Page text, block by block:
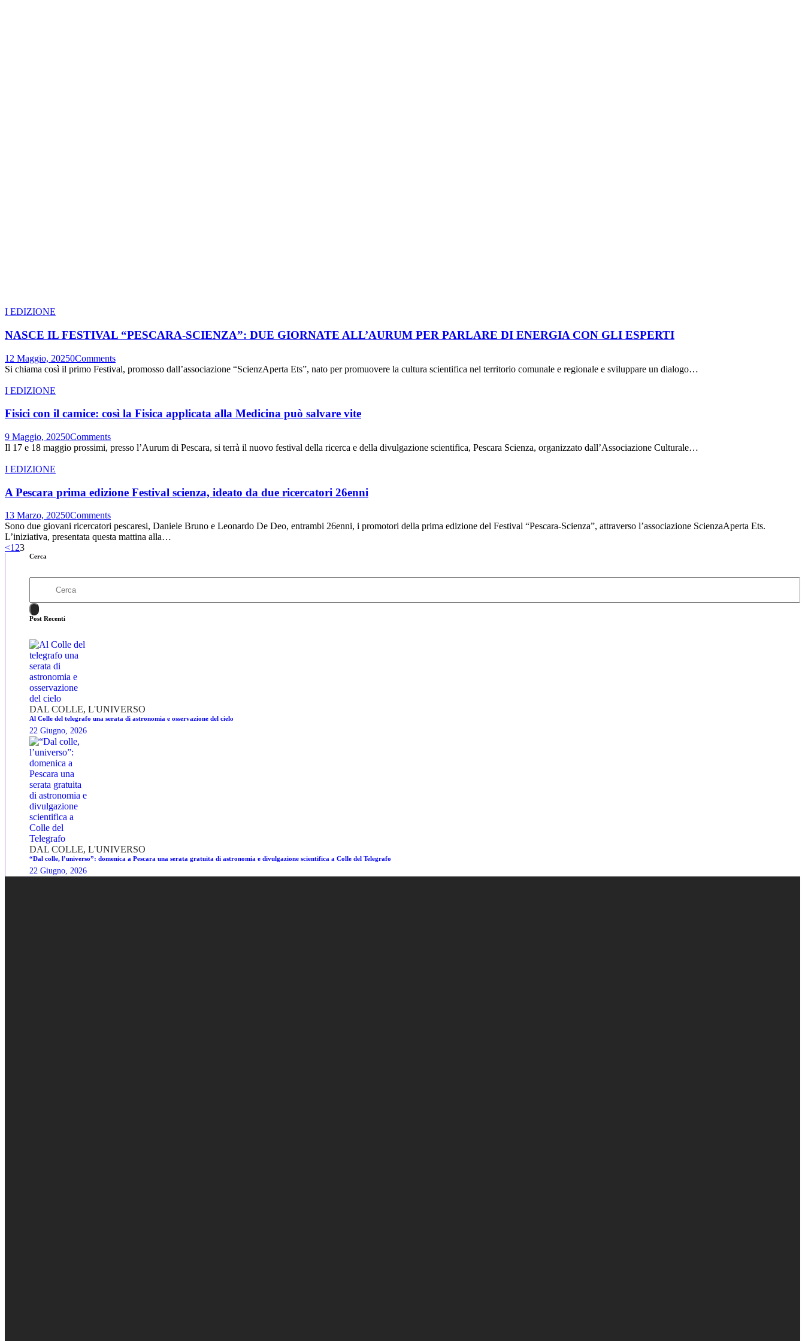
I EDIZIONE
NASCE IL FESTIVAL “PESCARA-SCIENZA”: DUE GIORNATE ALL’AURUM PER PARLARE DI ENERGIA CON GLI ESPERTI
12 Maggio, 20250Comments
Si chiama così il primo Festival, promosso dall’associazione “ScienzAperta Ets”, nato per promuovere la cultura scientifica nel territorio comunale e regionale e sviluppare un dialogo…
I EDIZIONE
Fisici con il camice: così la Fisica applicata alla Medicina può salvare vite
9 Maggio, 20250Comments
Il 17 e 18 maggio prossimi, presso l’Aurum di Pescara, si terrà il nuovo festival della ricerca e della divulgazione scientifica, Pescara Scienza, organizzato dall’Associazione Culturale…
I EDIZIONE
A Pescara prima edizione Festival scienza, ideato da due ricercatori 26enni
13 Marzo, 20250Comments
Sono due giovani ricercatori pescaresi, Daniele Bruno e Leonardo De Deo, entrambi 26enni, i promotori della prima edizione del Festival “Pescara-Scienza”, attraverso l’associazione ScienzaAperta Ets.
L’iniziativa, presentata questa mattina alla…
<123
Cerca
Post Recenti
DAL COLLE, L'UNIVERSO
Al Colle del telegrafo una serata di astronomia e osservazione del cielo
22 Giugno, 2026
DAL COLLE, L'UNIVERSO
“Dal colle, l’universo”: domenica a Pescara una serata gratuita di astronomia e divulgazione scientifica a Colle del Telegrafo
22 Giugno, 2026